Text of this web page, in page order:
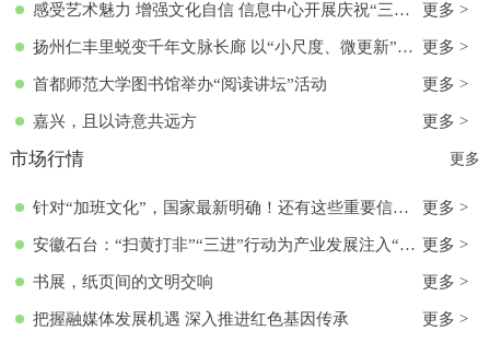
感受艺术魅力 增强文化自信 信息中心开展庆祝“三八”国际妇女节活动 更多 >
扬州仁丰里蜕变千年文脉长廊 以“小尺度、微更新”实现古今交融 更多 >
首都师范大学图书馆举办“阅读讲坛”活动 更多 >
嘉兴，且以诗意共远方 更多 >
市场行情 更多
针对“加班文化”，国家最新明确！还有这些重要信息→ 更多 >
安徽石台：“扫黄打非”“三进”行动为产业发展注入“清流” 更多 >
书展，纸页间的文明交响 更多 >
把握融媒体发展机遇 深入推进红色基因传承 更多 >